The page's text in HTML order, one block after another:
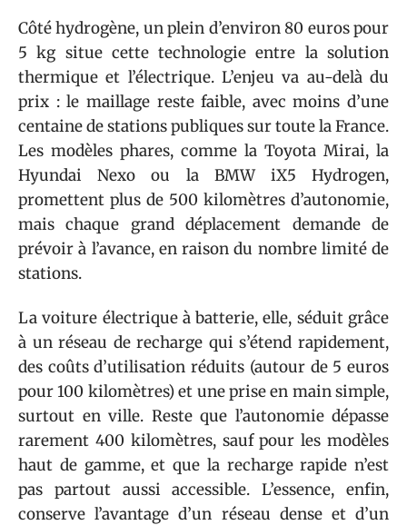
Côté hydrogène, un plein d’environ 80 euros pour
5 kg situe cette technologie entre la solution
thermique et l’électrique. L’enjeu va au-delà du
prix : le maillage reste faible, avec moins d’une
centaine de stations publiques sur toute la France.
Les modèles phares, comme la Toyota Mirai, la
Hyundai Nexo ou la BMW iX5 Hydrogen,
promettent plus de 500 kilomètres d’autonomie,
mais chaque grand déplacement demande de
prévoir à l’avance, en raison du nombre limité de
stations.
La voiture électrique à batterie, elle, séduit grâce
à un réseau de recharge qui s’étend rapidement,
des coûts d’utilisation réduits (autour de 5 euros
pour 100 kilomètres) et une prise en main simple,
surtout en ville. Reste que l’autonomie dépasse
rarement 400 kilomètres, sauf pour les modèles
haut de gamme, et que la recharge rapide n’est
pas partout aussi accessible. L’essence, enfin,
conserve l’avantage d’un réseau dense et d’un